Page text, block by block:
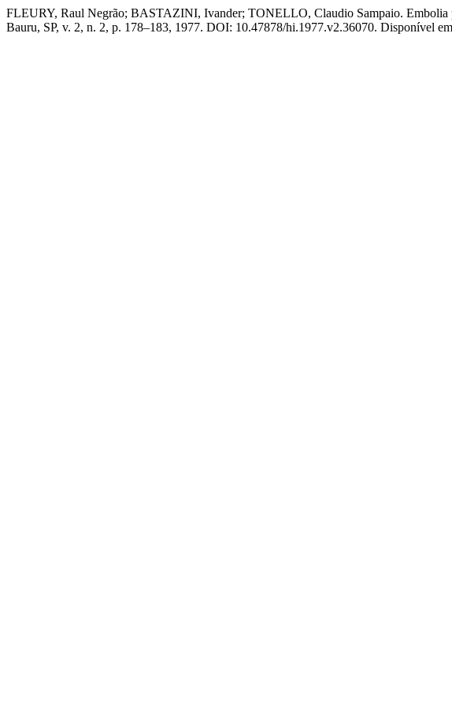
FLEURY, Raul Negrão; BASTAZINI, Ivander; TONELLO, Claudio Sampaio. Embolia
Bauru, SP, v. 2, n. 2, p. 178–183, 1977. DOI: 10.47878/hi.1977.v2.36070. Disponível